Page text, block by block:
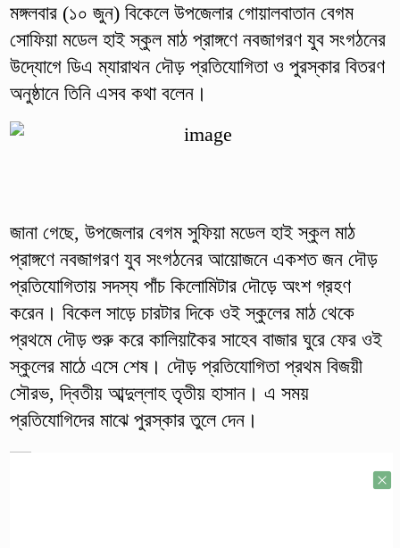
মঙ্গলবার (১০ জুন) বিকেলে উপজেলার গোয়ালবাতান বেগম
সোফিয়া মডেল হাই স্কুল মাঠ প্রাঙ্গণে নবজাগরণ যুব সংগঠনের
উদ্যোগে ডিএ ম্যারাথন দৌড় প্রতিযোগিতা ও পুরস্কার বিতরণ
অনুষ্ঠানে তিনি এসব কথা বলেন।
জানা গেছে, উপজেলার বেগম সুফিয়া মডেল হাই স্কুল মাঠ
প্রাঙ্গণে নবজাগরণ যুব সংগঠনের আয়োজনে একশত জন দৌড়
প্রতিযোগিতায় সদস্য পাঁচ কিলোমিটার দৌড়ে অংশ গ্রহণ
করেন। বিকেল সাড়ে চারটার দিকে ওই স্কুলের মাঠ থেকে
প্রথমে দৌড় শুরু করে কালিয়াকৈর সাহেব বাজার ঘুরে ফের ওই
স্কুলের মাঠে এসে শেষ। দৌড় প্রতিযোগিতা প্রথম বিজয়ী
সৌরভ, দ্বিতীয় আব্দুল্লাহ তৃতীয় হাসান। এ সময়
প্রতিযোগিদের মাঝে পুরস্কার তুলে দেন।